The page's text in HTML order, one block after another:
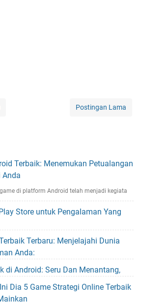
Postingan Lama
Terbaik: Menemukan Petualangan
Anda
di platform Android telah menjadi kegiata
Store untuk Pengalaman Yang
Terbaru: Menjelajahi Dunia
Anda:
di Android: Seru Dan Menantang,
Dia 5 Game Strategi Online Terbaik